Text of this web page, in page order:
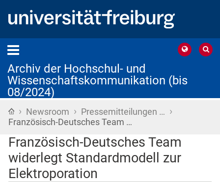
Archiv der Hochschul- und
Wissenschaftskommunikation (bis
08/2024)
Startseite
› Newsroom › Pressemitteilungen … ›
Französisch-Deutsches Team …
Französisch-Deutsches Team
widerlegt Standardmodell zur
Elektroporation